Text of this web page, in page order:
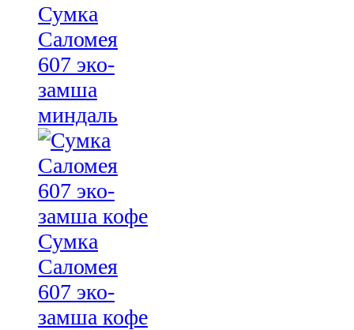
Сумка
Саломея
607 эко-
замша
миндаль
Сумка
Саломея
607 эко-
замша кофе